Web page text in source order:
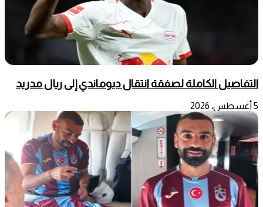
التفاصيل الكاملة لصفقة انتقال ديوماندي إلى ريال مدريد
5 أغسطس، 2026